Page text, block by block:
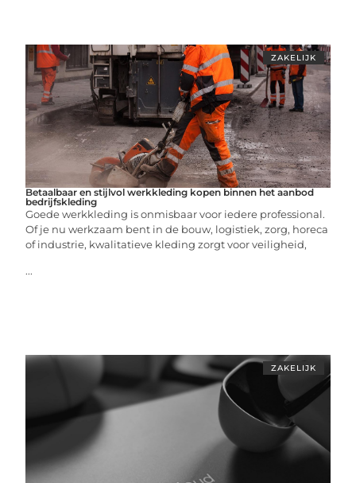
ZAKELIJK
Betaalbaar en stijlvol werkkleding kopen binnen het aanbod
bedrijfskleding
Goede werkkleding is onmisbaar voor iedere professional.
Of je nu werkzaam bent in de bouw, logistiek, zorg, horeca
of industrie, kwalitatieve kleding zorgt voor veiligheid,
...
ZAKELIJK